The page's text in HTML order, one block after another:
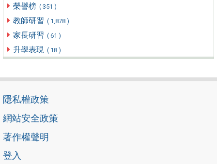
榮譽榜 ( 351 )
教師研習 ( 1,878 )
家長研習 ( 61 )
升學表現 ( 18 )
隱私權政策
網站安全政策
著作權聲明
登入